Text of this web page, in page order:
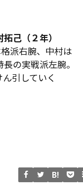
己（２年）
派右腕、中村は
の実戦派左腕。
引していく